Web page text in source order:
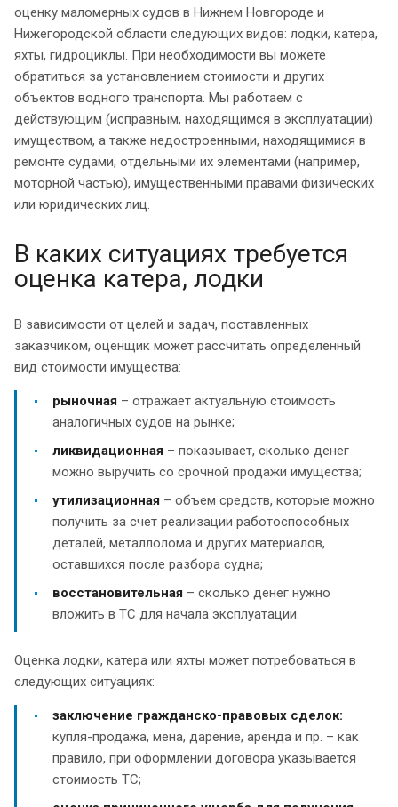
оценку маломерных судов в Нижнем Новгороде и
Нижегородской области следующих видов: лодки, катера,
яхты, гидроциклы. При необходимости вы можете
обратиться за установлением стоимости и других
объектов водного транспорта. Мы работаем с
действующим (исправным, находящимся в эксплуатации)
имуществом, а также недостроенными, находящимися в
ремонте судами, отдельными их элементами (например,
моторной частью), имущественными правами физических
или юридических лиц.
В каких ситуациях требуется
оценка катера, лодки
В зависимости от целей и задач, поставленных
заказчиком, оценщик может рассчитать определенный
вид стоимости имущества:
рыночная – отражает актуальную стоимость
аналогичных судов на рынке;
ликвидационная – показывает, сколько денег
можно выручить со срочной продажи имущества;
утилизационная – объем средств, которые можно
получить за счет реализации работоспособных
деталей, металлолома и других материалов,
оставшихся после разбора судна;
восстановительная – сколько денег нужно
вложить в ТС для начала эксплуатации.
Оценка лодки, катера или яхты может потребоваться в
следующих ситуациях:
заключение гражданско-правовых сделок:
купля-продажа, мена, дарение, аренда и пр. – как
правило, при оформлении договора указывается
стоимость ТС;